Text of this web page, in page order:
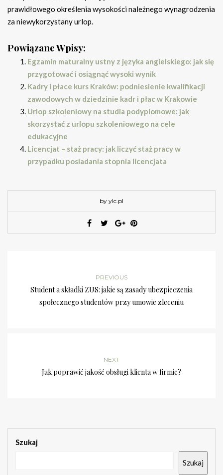
prawidłowego określenia wysokości należnego wynagrodzenia
za niewykorzystany urlop.
Powiązane Wpisy:
Egzamin maturalny ustny z języka angielskiego: jak się
przygotować i osiągnąć wysoki wynik
Kadry i płace kurs Kraków: podniesienie kwalifikacji
zawodowych w dziedzinie kadr i płac w Krakowie
Urlop szkoleniowy na studia podyplomowe: jak
skorzystać z urlopu szkoleniowego na cele
edukacyjne
Licencjat – staż pracy: jak liczyć staż pracy w
przypadku posiadania stopnia licencjata
by ylc.pl
PREVIOUS
Student a składki ZUS: jakie są zasady ubezpieczenia
społecznego studentów przy umowie zleceniu
NEXT
Jak poprawić jakość obsługi klienta w firmie?
Szukaj
Szukaj